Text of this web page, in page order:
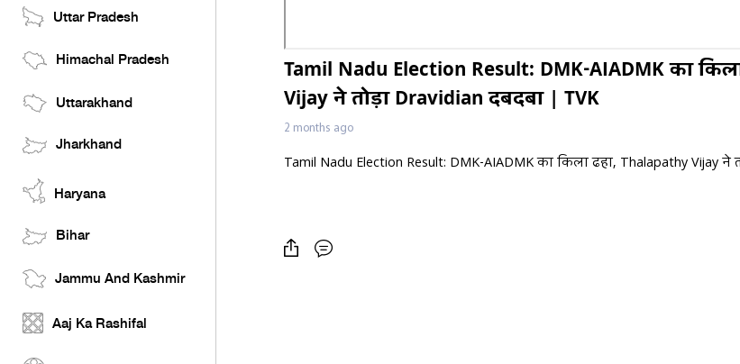
Uttar Pradesh
Himachal Pradesh
Uttarakhand
Jharkhand
Haryana
Bihar
Jammu And Kashmir
Aaj Ka Rashifal
Tamil Nadu Election Result: DMK-AIADMK का
Vijay ने तोड़ा Dravidian दबदबा | TVK
2 months ago
Tamil Nadu Election Result: DMK-AIADMK का किला ढहा, Thalapathy Vijay ने